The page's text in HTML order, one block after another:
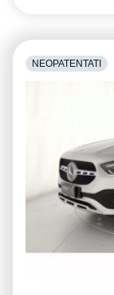
NEOPATENTATI